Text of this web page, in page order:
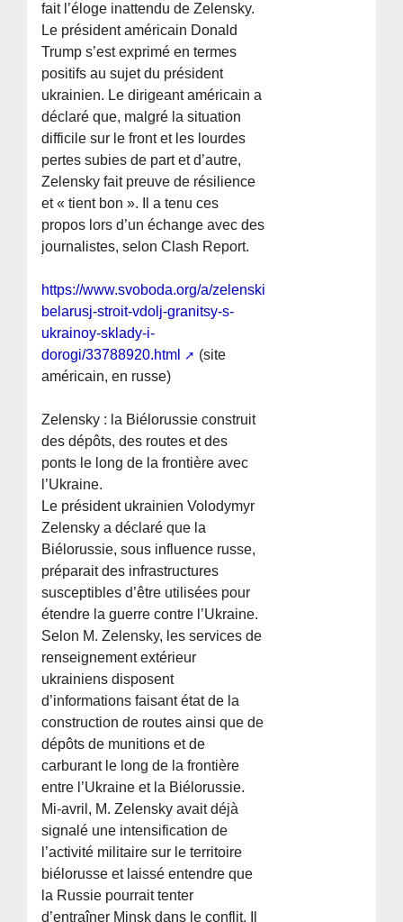
fait l’éloge inattendu de Zelensky.
Le président américain Donald
Trump s’est exprimé en termes
positifs au sujet du président
ukrainien. Le dirigeant américain a
déclaré que, malgré la situation
difficile sur le front et les lourdes
pertes subies de part et d’autre,
Zelensky fait preuve de résilience
et « tient bon ». Il a tenu ces
propos lors d’un échange avec des
journalistes, selon Clash Report.
https://www.svoboda.org/a/zelenskiy-
belarusj-stroit-vdolj-granitsy-s-
ukrainoy-sklady-i-
dorogi/33788920.html
(site
américain, en russe)
Zelensky : la Biélorussie construit
des dépôts, des routes et des
ponts le long de la frontière avec
l’Ukraine.
Le président ukrainien Volodymyr
Zelensky a déclaré que la
Biélorussie, sous influence russe,
préparait des infrastructures
susceptibles d’être utilisées pour
étendre la guerre contre l’Ukraine.
Selon M. Zelensky, les services de
renseignement extérieur
ukrainiens disposent
d’informations faisant état de la
construction de routes ainsi que de
dépôts de munitions et de
carburant le long de la frontière
entre l’Ukraine et la Biélorussie.
Mi-avril, M. Zelensky avait déjà
signalé une intensification de
l’activité militaire sur le territoire
biélorusse et laissé entendre que
la Russie pourrait tenter
d’entraîner Minsk dans le conflit. Il